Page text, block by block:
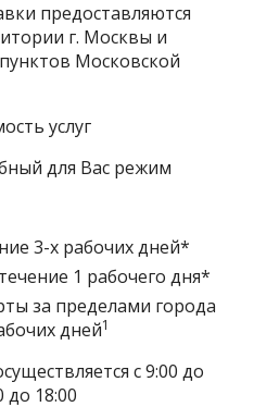
предоставляются
г. Москвы и
Московской
услуг
для Вас режим
3-х рабочих дней*
1 рабочего дня*
за пределами города
дней1
с 9:00 до
до 18:00